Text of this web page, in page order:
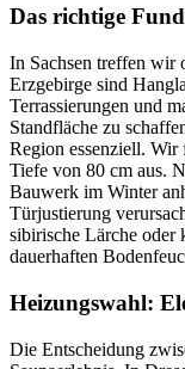
Das richtige
In Sachsen treffen wir
Erzgebirge sind
Terrassierungen und
Standfläche zu
Region essenziell. Wir
Tiefe von 80 cm aus.
Bauwerk im Winter
Türjustierung
sibirische Lärche oder
dauerhaften
Heizungswahl:
Die Entscheidung